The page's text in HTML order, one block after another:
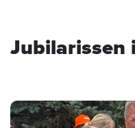
Jubilarissen